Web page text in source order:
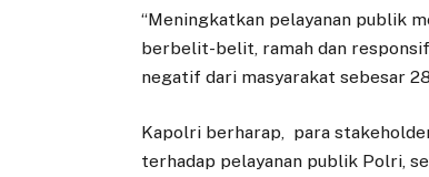
“Meningkatkan pelayanan publik
berbelit-belit, ramah dan
negatif dari masyarakat sebesar
Kapolri berharap, para
terhadap pelayanan publik Polri,